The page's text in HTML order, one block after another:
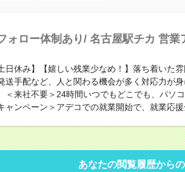
ォロー体制あり/ 名古屋駅チカ 営業
日休み】【嬉しい残業少なめ！】落ち着いた
送手配など、人と関わる機会が多く対応力が
＜来社不要＞24時間いつでもどこでも、パソ
ャンペーン＞アデコでの就業開始で、就業応
あなたの閲覧履歴から